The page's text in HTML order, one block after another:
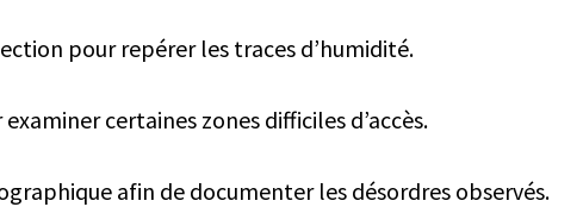
pour repérer les traces d’humidité.
certaines zones difficiles d’accès.
afin de documenter les désordres observés.